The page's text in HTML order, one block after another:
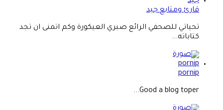
قارئ ومتابع جيد
تحياتي للصحفي الرائع صبري العيكورة وكم اتمنى ان تجد
كتاباته...
pornip
Good a blog toper...